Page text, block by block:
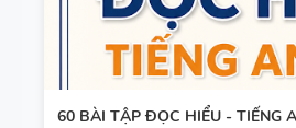
60 BÀI TẬP ĐỌC HIỂU - TIẾNG